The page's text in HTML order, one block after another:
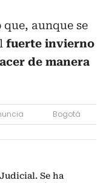
aunque se
fuerte invierno
de manera
Bogotá
Se ha